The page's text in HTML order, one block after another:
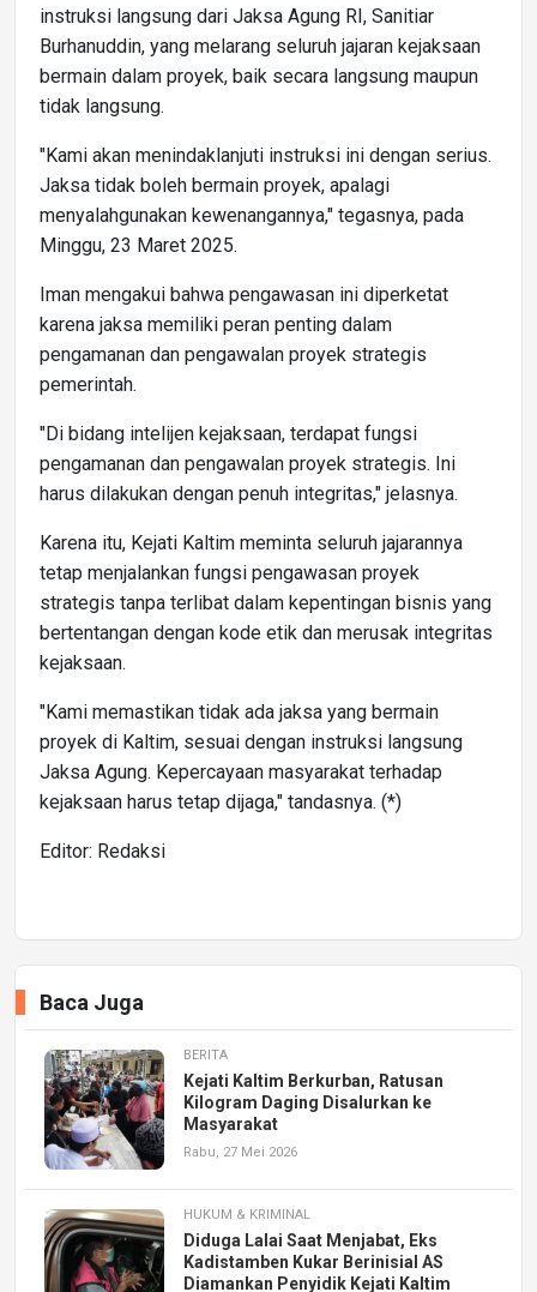
instruksi langsung dari Jaksa Agung RI, Sanitiar
Burhanuddin, yang melarang seluruh jajaran kejaksaan
bermain dalam proyek, baik secara langsung maupun
tidak langsung.
"Kami akan menindaklanjuti instruksi ini dengan serius.
Jaksa tidak boleh bermain proyek, apalagi
menyalahgunakan kewenangannya," tegasnya, pada
Minggu, 23 Maret 2025.
Iman mengakui bahwa pengawasan ini diperketat
karena jaksa memiliki peran penting dalam
pengamanan dan pengawalan proyek strategis
pemerintah.
"Di bidang intelijen kejaksaan, terdapat fungsi
pengamanan dan pengawalan proyek strategis. Ini
harus dilakukan dengan penuh integritas," jelasnya.
Karena itu, Kejati Kaltim meminta seluruh jajarannya
tetap menjalankan fungsi pengawasan proyek
strategis tanpa terlibat dalam kepentingan bisnis yang
bertentangan dengan kode etik dan merusak integritas
kejaksaan.
"Kami memastikan tidak ada jaksa yang bermain
proyek di Kaltim, sesuai dengan instruksi langsung
Jaksa Agung. Kepercayaan masyarakat terhadap
kejaksaan harus tetap dijaga," tandasnya. (*)
Editor: Redaksi
Baca Juga
BERITA
Kejati Kaltim Berkurban, Ratusan
Kilogram Daging Disalurkan ke
Masyarakat
Rabu, 27 Mei 2026
HUKUM & KRIMINAL
Diduga Lalai Saat Menjabat, Eks
Kadistamben Kukar Berinisial AS
Diamankan Penyidik Kejati Kaltim